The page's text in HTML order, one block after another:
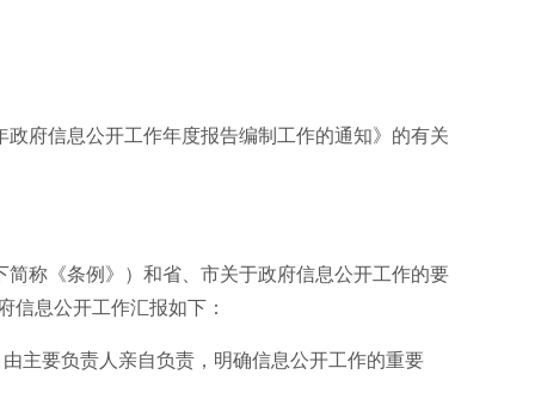
府信息公开工作年度报告编制工作的通知》的有关
称《条例》）和省、市关于政府信息公开工作的要
息公开工作汇报如下：
主要负责人亲自负责，明确信息公开工作的重要